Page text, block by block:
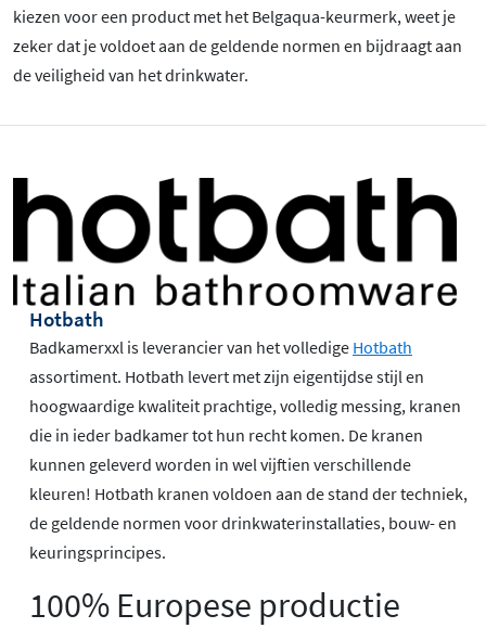
kiezen voor een product met het Belgaqua-keurmerk, weet je
zeker dat je voldoet aan de geldende normen en bijdraagt aan
de veiligheid van het drinkwater.
Hotbath
Badkamerxxl is leverancier van het volledige Hotbath
assortiment. Hotbath levert met zijn eigentijdse stijl en
hoogwaardige kwaliteit prachtige, volledig messing, kranen
die in ieder badkamer tot hun recht komen. De kranen
kunnen geleverd worden in wel vijftien verschillende
kleuren! Hotbath kranen voldoen aan de stand der techniek,
de geldende normen voor drinkwaterinstallaties, bouw- en
keuringsprincipes.
100% Europese productie